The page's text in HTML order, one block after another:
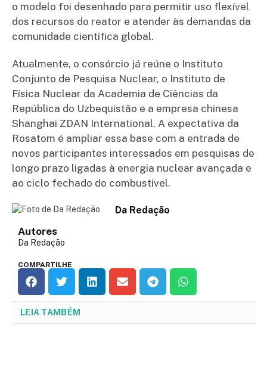
o modelo foi desenhado para permitir uso flexível
dos recursos do reator e atender às demandas da
comunidade científica global.
Atualmente, o consórcio já reúne o Instituto
Conjunto de Pesquisa Nuclear, o Instituto de
Física Nuclear da Academia de Ciências da
República do Uzbequistão e a empresa chinesa
Shanghai ZDAN International. A expectativa da
Rosatom é ampliar essa base com a entrada de
novos participantes interessados em pesquisas de
longo prazo ligadas à energia nuclear avançada e
ao ciclo fechado do combustível.
Da Redação
Autores
Da Redação
COMPARTILHE
LEIA TAMBÉM